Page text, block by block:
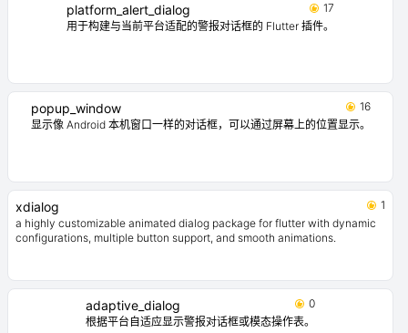
platform_alert_dialog
17
用于构建与当前平台适配的警报对话框的 Flutter 插件。
popup_window
16
显示像 Android 本机窗口一样的对话框，可以通过屏幕上的位置显示。
xdialog
1
a highly customizable animated dialog package for flutter with dynamic
configurations, multiple button support, and smooth animations.
adaptive_dialog
0
根据平台自适应显示警报对话框或模态操作表。